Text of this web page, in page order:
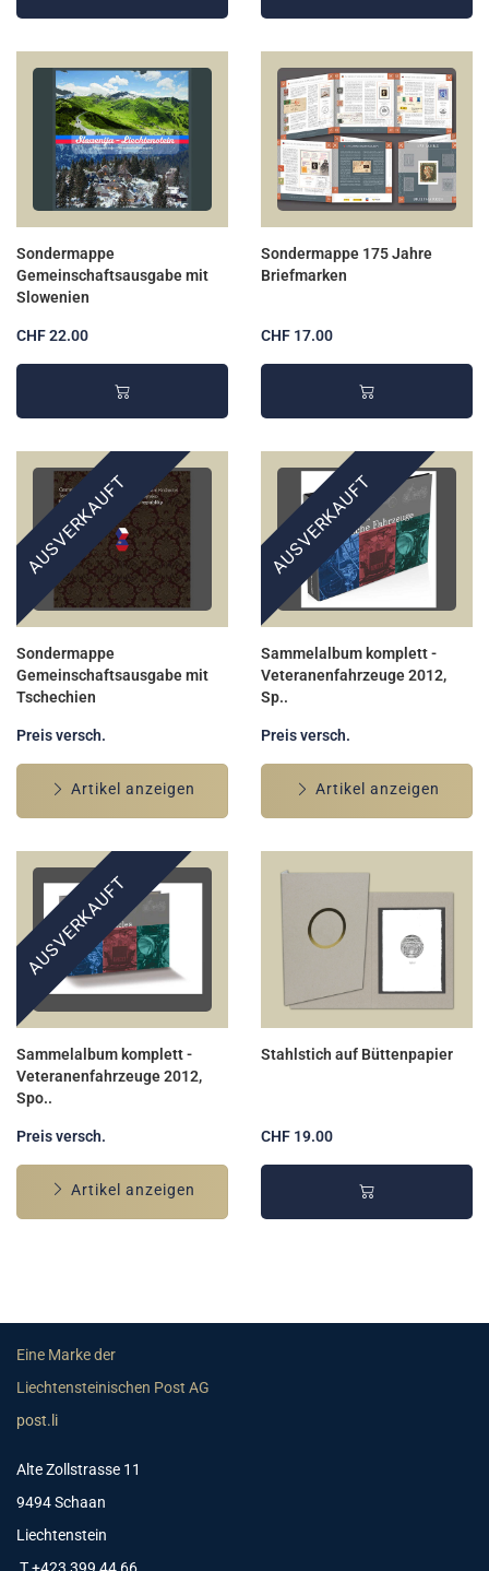
Sondermappe
Gemeinschaftsausgabe mit
Slowenien
CHF 22.00
Sondermappe 175 Jahre
Briefmarken
CHF 17.00
AUSVERKAUFT
Sondermappe
Gemeinschaftsausgabe mit
Tschechien
Preis versch.
Artikel anzeigen
AUSVERKAUFT
Sammelalbum komplett -
Veteranenfahrzeuge 2012,
Sp..
Preis versch.
Artikel anzeigen
AUSVERKAUFT
Sammelalbum komplett -
Veteranenfahrzeuge 2012,
Spo..
Preis versch.
Artikel anzeigen
Stahlstich auf Büttenpapier
CHF 19.00
Eine Marke der
Liechtensteinischen Post AG
post.li
Alte Zollstrasse 11
9494 Schaan
Liechtenstein